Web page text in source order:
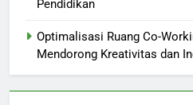
Pendidikan
Optimalisasi Ruang Co-
Mendorong Kreativitas dan